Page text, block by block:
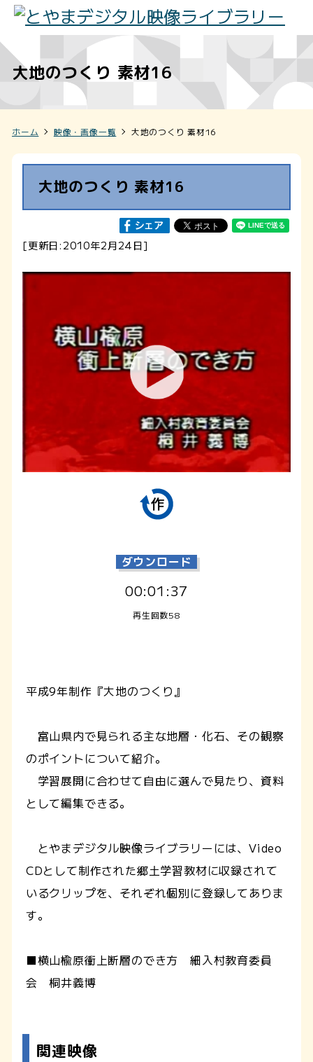
大地のつくり 素材16
ホーム 映像・画像一覧 大地のつくり 素材16
大地のつくり 素材16
[更新日:2010年2月24日]
ダウンロード
00:01:37
再生回数58
平成9年制作『大地のつくり』
富山県内で見られる主な地層・化石、その観察
のポイントについて紹介。
学習展開に合わせて自由に選んで見たり、資料
として編集できる。
とやまデジタル映像ライブラリーには、Video
CDとして制作された郷土学習教材に収録されて
いるクリップを、それぞれ個別に登録してありま
す。
■横山楡原衝上断層のでき方 細入村教育委員
会 桐井義博
関連映像